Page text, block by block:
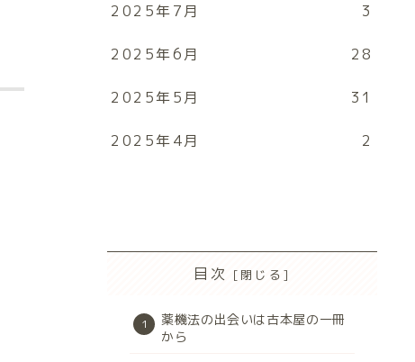
2025年7月 3
2025年6月 28
2025年5月 31
2025年4月 2
目次
薬機法の出会いは古本屋の一冊
から